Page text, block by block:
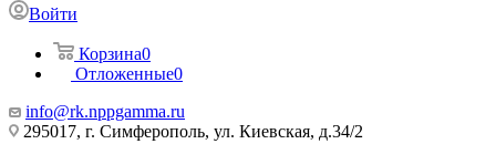
Войти
Корзина0
Отложенные0
info@rk.nppgamma.ru
295017, г. Симферополь, ул. Киевская, д.34/2